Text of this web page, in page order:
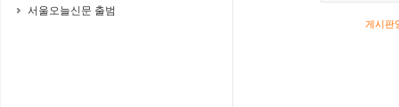
서울오늘신문 출범
게시판